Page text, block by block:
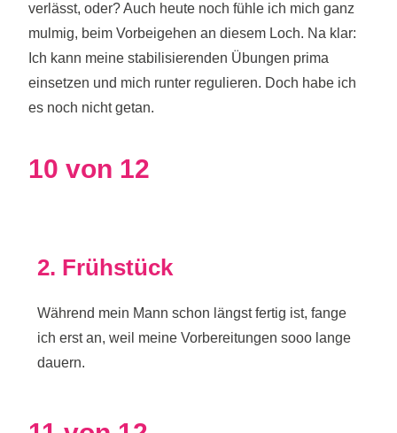
verlässt, oder? Auch heute noch fühle ich mich ganz
mulmig, beim Vorbeigehen an diesem Loch. Na klar:
Ich kann meine stabilisierenden Übungen prima
einsetzen und mich runter regulieren. Doch habe ich
es noch nicht getan.
10 von 12
2. Frühstück
Während mein Mann schon längst fertig ist, fange
ich erst an, weil meine Vorbereitungen sooo lange
dauern.